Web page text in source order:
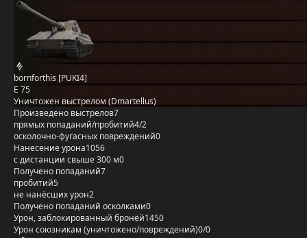
bornforthis [PUKI4]
E 75
Уничтожен выстрелом (Dmartellus)
Произведено выстрелов7
прямых попаданий/пробитий4/2
осколочно-фугасных повреждений0
Нанесение урона1056
с дистанции свыше 300 м0
Получено попаданий7
пробитий5
не нанёсших урон2
Получено попаданий осколками0
Урон, заблокированный бронёй1450
Урон союзникам (уничтожено/повреждений)0/0